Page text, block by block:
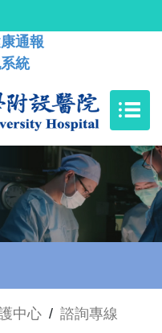
通報
統
中心 / 諮詢專線